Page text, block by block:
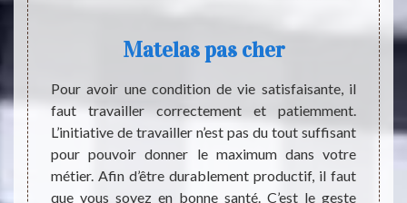
de
Au
et
Matelas pas cher
Pour avoir une condition de vie satisfaisante, il
faut travailler correctement et patiemment.
L’initiative de travailler n’est pas du tout suffisant
pour pouvoir donner le maximum dans votre
métier. Afin d’être durablement productif, il faut
que vous soyez en bonne santé. C’est le geste